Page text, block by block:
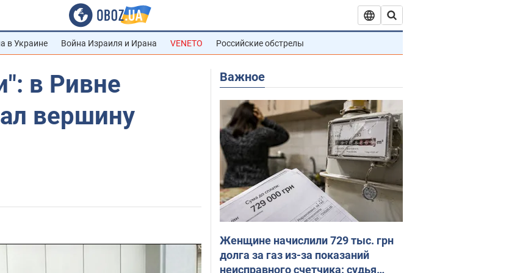
в Украине Война Израиля и Ирана VENETO Российские обстрелы
в Ривне
вершину
Важное
Женщине начислили 729 тыс. грн
долга за газ из-за показаний
неисправного счетчика: судья